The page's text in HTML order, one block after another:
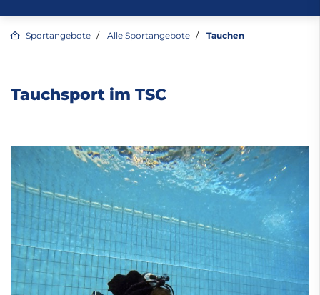
Sportangebote Alle Sportangebote Tauchen
Tauchsport im TSC